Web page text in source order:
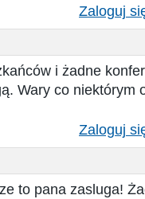
Zaloguj
i żadne
Wary co niektórym
Zaloguj
to pana zasluga!